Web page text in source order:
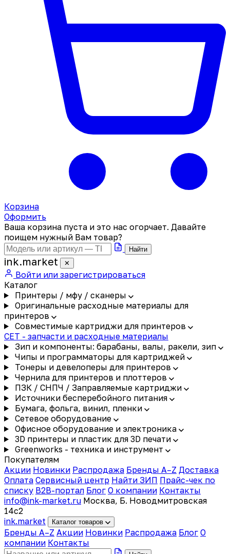
Корзина
Оформить
Ваша корзина пуста и это нас огорчает. Давайте
поищем нужный Вам товар?
Найти
ink.market ✕
Войти или зарегистрироваться
Каталог
Принтеры / мфу / сканеры
Оригинальные расходные материалы для
принтеров
Совместимые картриджи для принтеров
CET - запчасти и расходные материалы
Зип и компоненты: барабаны, валы, ракели, зип
Чипы и программаторы для картриджей
Тонеры и девелоперы для принтеров
Чернила для принтеров и плоттеров
ПЗК / СНПЧ / Заправляемые картриджи
Источники бесперебойного питания
Бумага, фольга, винил, пленки
Сетевое оборудование
Офисное оборудование и электроника
3D принтеры и пластик для 3D печати
Greenworks - техника и инструмент
Покупателям
Акции Новинки Распродажа Бренды A–Z Доставка
Оплата Сервисный центр Найти ЗИП Прайс-чек по
списку B2B-портал Блог О компании Контакты
info@ink-market.ru Москва, Б. Новодмитровская
14с2
ink.market Каталог товаров
Бренды A–Z Акции Новинки Распродажа Блог О
компании Контакты